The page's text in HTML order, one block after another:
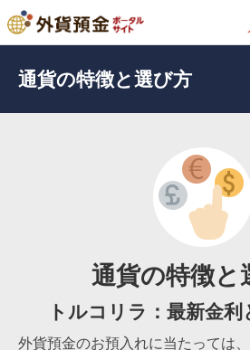
通貨の特徴と選び方
通貨の特徴と
トルコリラ：最新金
外貨預金のお預入れに当たっては